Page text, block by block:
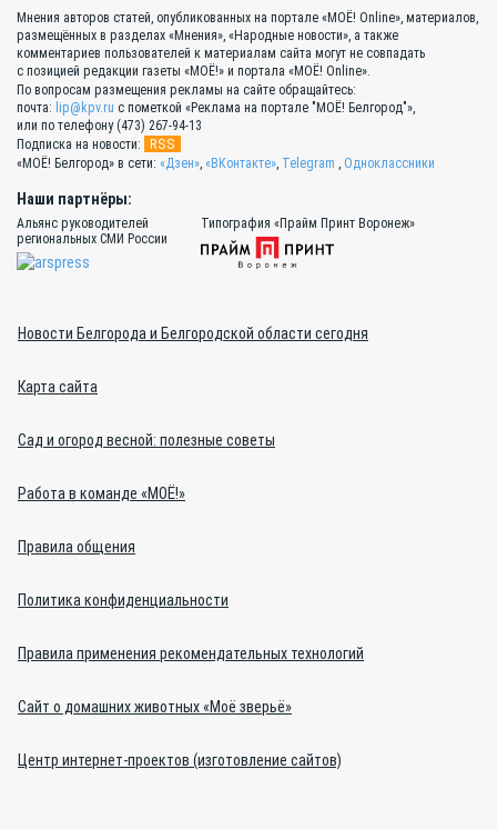
Мнения авторов статей, опубликованных на портале «МОЁ! Online», материалов,
размещённых в разделах «Мнения», «Народные новости», а также
комментариев пользователей к материалам сайта могут не совпадать
с позицией редакции газеты «МОЁ!» и портала «МОЁ! Online».
По вопросам размещения рекламы на сайте обращайтесь:
почта: lip@kpv.ru с пометкой «Реклама на портале "МОЁ! Белгород"»,
или по телефону (473) 267-94-13
Подписка на новости:
RSS
«МОЁ! Белгород» в сети: «Дзен», «ВКонтакте», Telegram , Одноклассники
Наши партнёры:
Альянс руководителей
региональных СМИ России
Типография «Прайм Принт Воронеж»
Новости Белгорода и Белгородской области сегодня
Карта сайта
Сад и огород весной: полезные советы
Работа в команде «МОЁ!»
Правила общения
Политика конфиденциальности
Правила применения рекомендательных технологий
Сайт о домашних животных «Моё зверьё»
Центр интернет-проектов (изготовление сайтов)